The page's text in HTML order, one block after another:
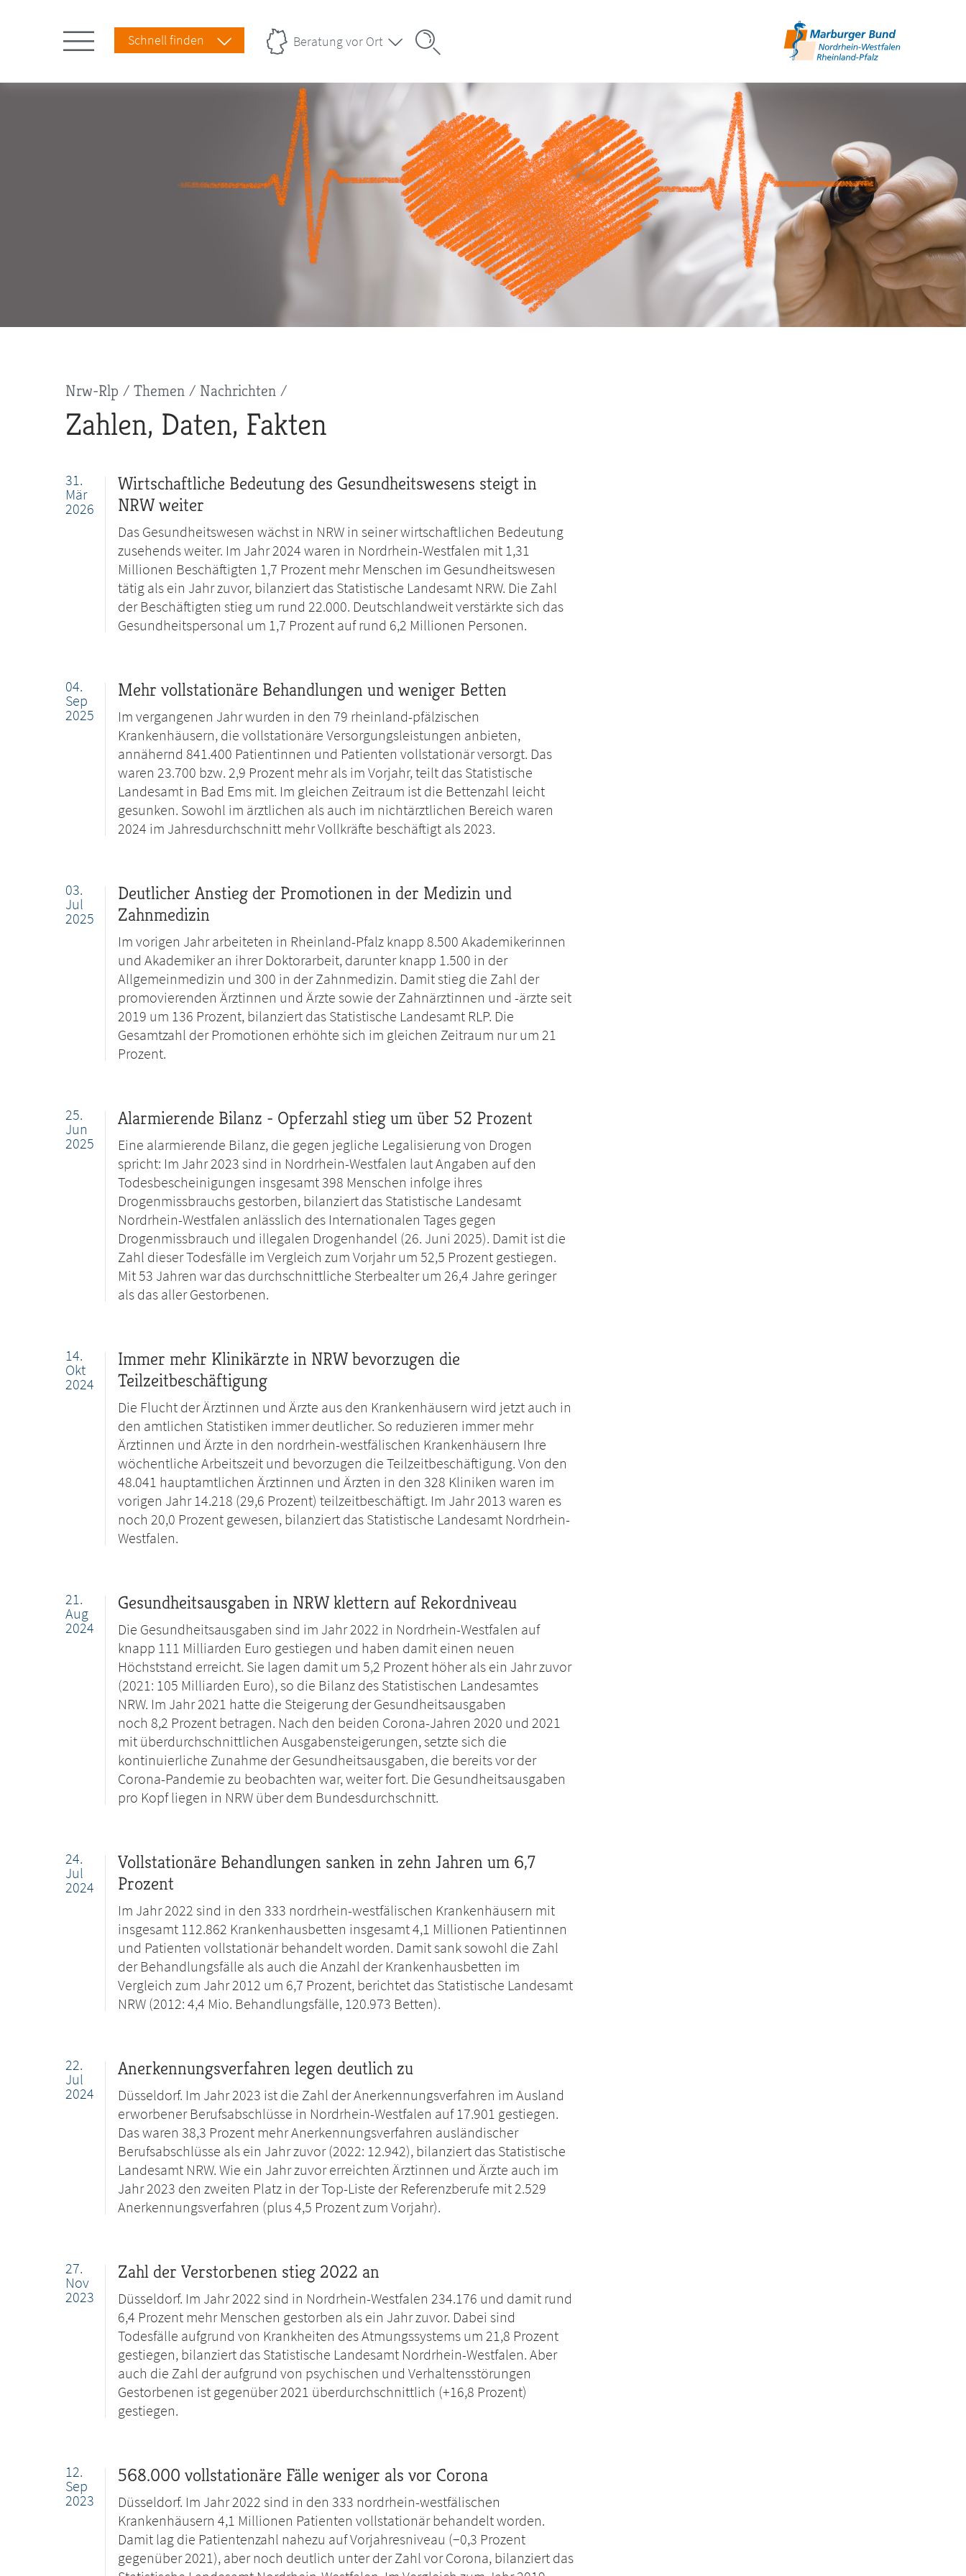
Schnell finden Beratung vor Ort
Pfadnavigation
Nrw-Rlp Themen Nachrichten
Zahlen, Daten, Fakten
31.
Mär
2026
Wirtschaftliche Bedeutung des Gesundheitswesens steigt in
NRW weiter
Das Gesundheitswesen wächst in NRW in seiner wirtschaftlichen Bedeutung
zusehends weiter. Im Jahr 2024 waren in Nordrhein-Westfalen mit 1,31
Millionen Beschäftigten 1,7 Prozent mehr Menschen im Gesundheitswesen
tätig als ein Jahr zuvor, bilanziert das Statistische Landesamt NRW. Die Zahl
der Beschäftigten stieg um rund 22.000. Deutschlandweit verstärkte sich das
Gesundheitspersonal um 1,7 Prozent auf rund 6,2 Millionen Personen.
04.
Sep
2025
Mehr vollstationäre Behandlungen und weniger Betten
Im vergangenen Jahr wurden in den 79 rheinland-pfälzischen
Krankenhäusern, die vollstationäre Versorgungsleistungen anbieten,
annähernd 841.400 Patientinnen und Patienten vollstationär versorgt. Das
waren 23.700 bzw. 2,9 Prozent mehr als im Vorjahr, teilt das Statistische
Landesamt in Bad Ems mit. Im gleichen Zeitraum ist die Bettenzahl leicht
gesunken. Sowohl im ärztlichen als auch im nichtärztlichen Bereich waren
2024 im Jahresdurchschnitt mehr Vollkräfte beschäftigt als 2023.
03.
Jul
2025
Deutlicher Anstieg der Promotionen in der Medizin und
Zahnmedizin
Im vorigen Jahr arbeiteten in Rheinland-Pfalz knapp 8.500 Akademikerinnen
und Akademiker an ihrer Doktorarbeit, darunter knapp 1.500 in der
Allgemeinmedizin und 300 in der Zahnmedizin. Damit stieg die Zahl der
promovierenden Ärztinnen und Ärzte sowie der Zahnärztinnen und -ärzte seit
2019 um 136 Prozent, bilanziert das Statistische Landesamt RLP. Die
Gesamtzahl der Promotionen erhöhte sich im gleichen Zeitraum nur um 21
Prozent.
25.
Jun
2025
Alarmierende Bilanz - Opferzahl stieg um über 52 Prozent
Eine alarmierende Bilanz, die gegen jegliche Legalisierung von Drogen
spricht: Im Jahr 2023 sind in Nordrhein-Westfalen laut Angaben auf den
Todesbescheinigungen insgesamt 398 Menschen infolge ihres
Drogenmissbrauchs gestorben, bilanziert das Statistische Landesamt
Nordrhein-Westfalen anlässlich des Internationalen Tages gegen
Drogenmissbrauch und illegalen Drogenhandel (26. Juni 2025). Damit ist die
Zahl dieser Todesfälle im Vergleich zum Vorjahr um 52,5 Prozent gestiegen.
Mit 53 Jahren war das durchschnittliche Sterbealter um 26,4 Jahre geringer
als das aller Gestorbenen.
14.
Okt
2024
Immer mehr Klinikärzte in NRW bevorzugen die
Teilzeitbeschäftigung
Die Flucht der Ärztinnen und Ärzte aus den Krankenhäusern wird jetzt auch in
den amtlichen Statistiken immer deutlicher. So reduzieren immer mehr
Ärztinnen und Ärzte in den nordrhein-westfälischen Krankenhäusern Ihre
wöchentliche Arbeitszeit und bevorzugen die Teilzeitbeschäftigung. Von den
48.041 hauptamtlichen Ärztinnen und Ärzten in den 328 Kliniken waren im
vorigen Jahr 14.218 (29,6 Prozent) teilzeitbeschäftigt. Im Jahr 2013 waren es
noch 20,0 Prozent gewesen, bilanziert das Statistische Landesamt Nordrhein-
Westfalen.
21.
Aug
2024
Gesundheitsausgaben in NRW klettern auf Rekordniveau
Die Gesundheitsausgaben sind im Jahr 2022 in Nordrhein-Westfalen auf
knapp 111 Milliarden Euro gestiegen und haben damit einen neuen
Höchststand erreicht. Sie lagen damit um 5,2 Prozent höher als ein Jahr zuvor
(2021: 105 Milliarden Euro), so die Bilanz des Statistischen Landesamtes
NRW. Im Jahr 2021 hatte die Steigerung der Gesundheitsausgaben
noch 8,2 Prozent betragen. Nach den beiden Corona-Jahren 2020 und 2021
mit überdurchschnittlichen Ausgabensteigerungen, setzte sich die
kontinuierliche Zunahme der Gesundheitsausgaben, die bereits vor der
Corona-Pandemie zu beobachten war, weiter fort. Die Gesundheitsausgaben
pro Kopf liegen in NRW über dem Bundesdurchschnitt.
24.
Jul
2024
Vollstationäre Behandlungen sanken in zehn Jahren um 6,7
Prozent
Im Jahr 2022 sind in den 333 nordrhein-westfälischen Krankenhäusern mit
insgesamt 112.862 Krankenhausbetten insgesamt 4,1 Millionen Patientinnen
und Patienten vollstationär behandelt worden. Damit sank sowohl die Zahl
der Behandlungsfälle als auch die Anzahl der Krankenhausbetten im
Vergleich zum Jahr 2012 um 6,7 Prozent, berichtet das Statistische Landesamt
NRW (2012: 4,4 Mio. Behandlungsfälle, 120.973 Betten).
22.
Jul
2024
Anerkennungsverfahren legen deutlich zu
Düsseldorf. Im Jahr 2023 ist die Zahl der Anerkennungsverfahren im Ausland
erworbener Berufsabschlüsse in Nordrhein-Westfalen auf 17.901 gestiegen.
Das waren 38,3 Prozent mehr Anerkennungsverfahren ausländischer
Berufsabschlüsse als ein Jahr zuvor (2022: 12.942), bilanziert das Statistische
Landesamt NRW. Wie ein Jahr zuvor erreichten Ärztinnen und Ärzte auch im
Jahr 2023 den zweiten Platz in der Top-Liste der Referenzberufe mit 2.529
Anerkennungsverfahren (plus 4,5 Prozent zum Vorjahr).
27.
Nov
2023
Zahl der Verstorbenen stieg 2022 an
Düsseldorf. Im Jahr 2022 sind in Nordrhein-Westfalen 234.176 und damit rund
6,4 Prozent mehr Menschen gestorben als ein Jahr zuvor. Dabei sind
Todesfälle aufgrund von Krankheiten des Atmungssystems um 21,8 Prozent
gestiegen, bilanziert das Statistische Landesamt Nordrhein-Westfalen. Aber
auch die Zahl der aufgrund von psychischen und Verhaltensstörungen
Gestorbenen ist gegenüber 2021 überdurchschnittlich (+16,8 Prozent)
gestiegen.
12.
Sep
2023
568.000 vollstationäre Fälle weniger als vor Corona
Düsseldorf. Im Jahr 2022 sind in den 333 nordrhein-westfälischen
Krankenhäusern 4,1 Millionen Patienten vollstationär behandelt worden.
Damit lag die Patientenzahl nahezu auf Vorjahresniveau (−0,3 Prozent
gegenüber 2021), aber noch deutlich unter der Zahl vor Corona, bilanziert das